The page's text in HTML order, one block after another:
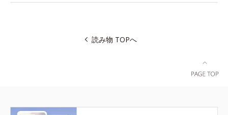
読み物 TOPへ